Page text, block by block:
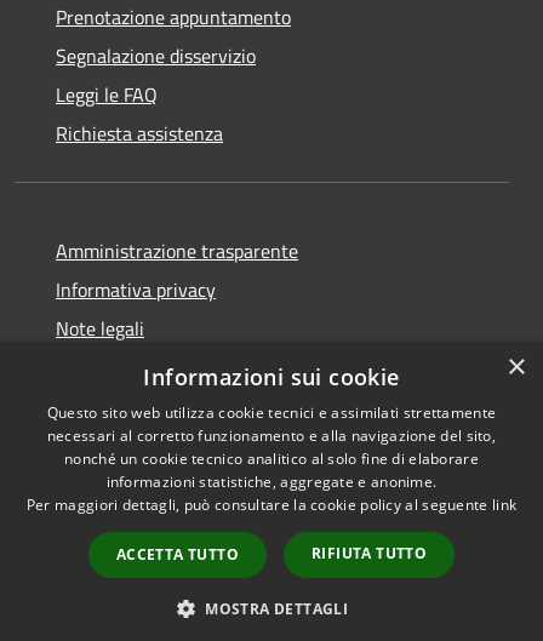
Prenotazione appuntamento
Segnalazione disservizio
Leggi le FAQ
Richiesta assistenza
Amministrazione trasparente
Informativa privacy
Note legali
Dichiarazione di accessibilità
Accessibilità
Copyright © 2026 • Comune di
Bellaria Igea Marina • Powered
byMunicipium
Accesso
redazione
×
Informazioni sui cookie
Questo sito web utilizza cookie tecnici e assimilati strettamente
necessari al corretto funzionamento e alla navigazione del sito,
nonché un cookie tecnico analitico al solo fine di elaborare
informazioni statistiche, aggregate e anonime.
Per maggiori dettagli, può consultare la cookie policy al seguente link
ACCETTA TUTTO RIFIUTA TUTTO
MOSTRA DETTAGLI